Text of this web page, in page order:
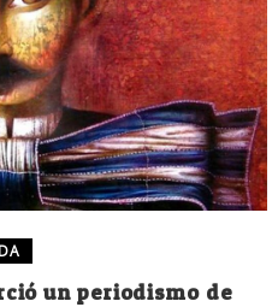
un periodismo de